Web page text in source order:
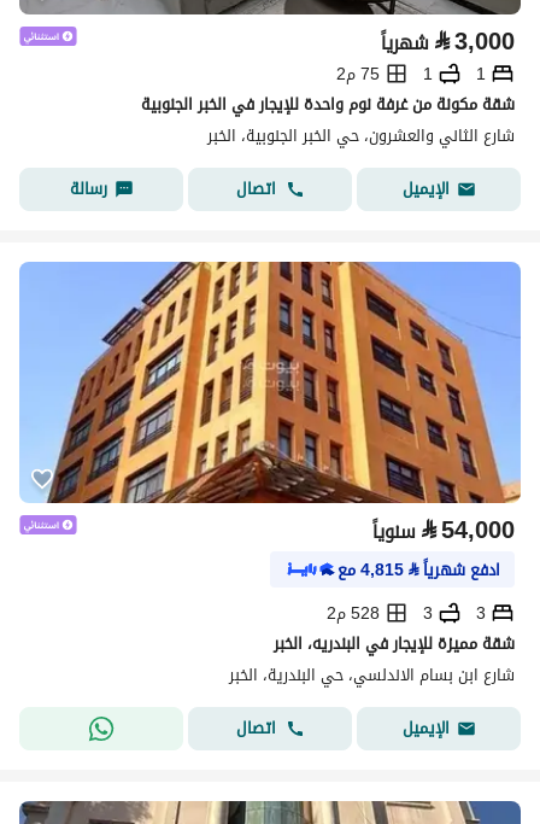
⃁3,000 شهرياً
1
1
75 م2
شقة مكونة من غرفة نوم واحدة للإيجار في الخبر الجنوبية
شارع الثاني والعشرون، حي الخبر الجنوبية، الخبر
الإيميل
اتصال رسالة
⃁54,000 سنوياً
ادفع شهرياً⃁
4,815مع
3
3
528 م2
شقة مميزة للإيجار في البندريه، الخبر
شارع ابن بسام الاندلسي، حي البندرية، الخبر
الإيميل
اتصال